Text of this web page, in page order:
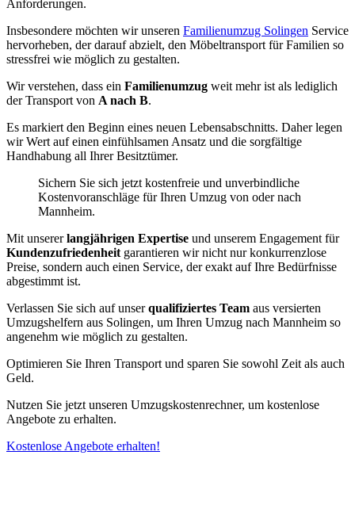
Anforderungen.
Insbesondere möchten wir unseren Familienumzug Solingen Service
hervorheben, der darauf abzielt, den Möbeltransport für Familien so
stressfrei wie möglich zu gestalten.
Wir verstehen, dass ein Familienumzug weit mehr ist als lediglich
der Transport von A nach B.
Es markiert den Beginn eines neuen Lebensabschnitts. Daher legen
wir Wert auf einen einfühlsamen Ansatz und die sorgfältige
Handhabung all Ihrer Besitztümer.
Sichern Sie sich jetzt kostenfreie und unverbindliche
Kostenvoranschläge für Ihren Umzug von oder nach
Mannheim.
Mit unsererlangjährigen Expertise und unserem Engagement für
Kundenzufriedenheit garantieren wir nicht nur konkurrenzlose
Preise, sondern auch einen Service, der exakt auf Ihre Bedürfnisse
abgestimmt ist.
Verlassen Sie sich auf unserqualifiziertes Team aus versierten
Umzugshelfern aus Solingen, um Ihren Umzug nach Mannheim so
angenehm wie möglich zu gestalten.
Optimieren Sie Ihren Transport und sparen Sie sowohl Zeit als auch
Geld.
Nutzen Sie jetzt unseren Umzugskostenrechner, um kostenlose
Angebote zu erhalten.
Kostenlose Angebote erhalten!